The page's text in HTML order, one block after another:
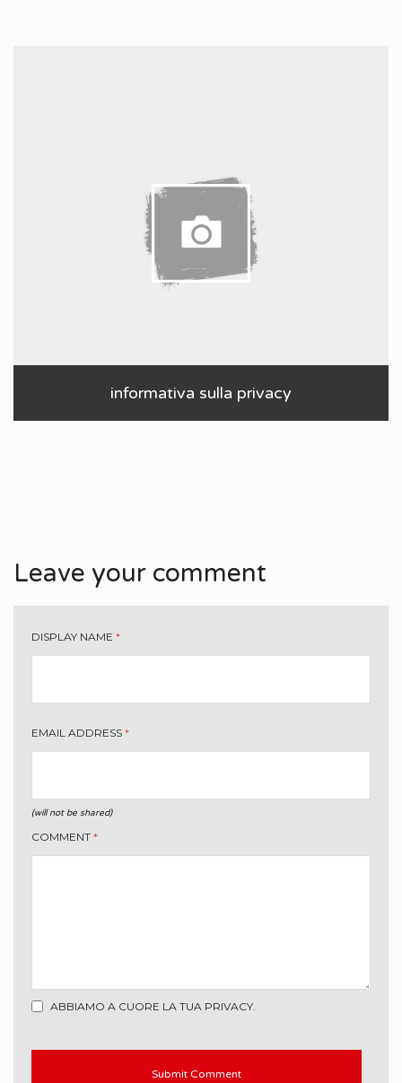
informativa sulla privacy
Leave your comment
DISPLAY NAME *
EMAIL ADDRESS *
(will not be shared)
COMMENT *
ABBIAMO A CUORE LA TUA PRIVACY.